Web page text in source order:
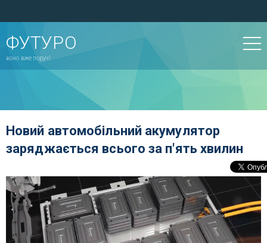
ФУТУРО
воно вже поруч!
Новий автомобільний акумулятор
заряджається всього за п'ять хвилин